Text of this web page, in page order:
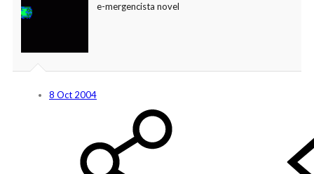
e-mergencista novel
8 Oct 2004